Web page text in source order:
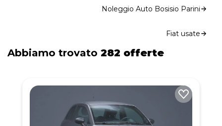
Noleggio Auto Bosisio Parini
Fiat usate
Abbiamo trovato 282 offerte